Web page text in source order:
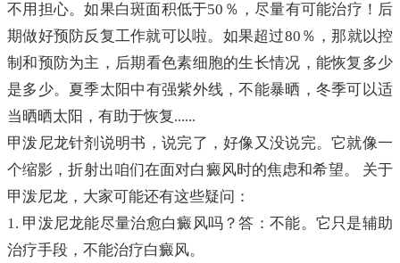
不用担心。如果白斑面积低于50％，尽量有可能治疗！后
期做好预防反复工作就可以啦。如果超过80％，那就以控
制和预防为主，后期看色素细胞的生长情况，能恢复多少
是多少。夏季太阳中有强紫外线，不能暴晒，冬季可以适
当晒晒太阳，有助于恢复......
甲泼尼龙针剂说明书，说完了，好像又没说完。它就像一
个缩影，折射出咱们在面对白癜风时的焦虑和希望。 关于
甲泼尼龙，大家可能还有这些疑问：
1. 甲泼尼龙能尽量治愈白癜风吗？答：不能。它只是辅助
治疗手段，不能治疗白癜风。